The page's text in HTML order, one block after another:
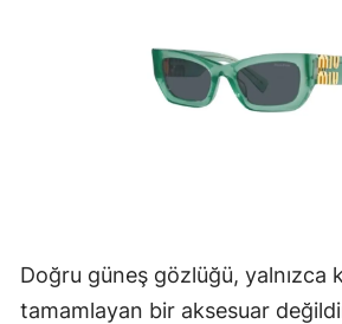
Doğru güneş gözlüğü, yalnızca
tamamlayan bir aksesuar